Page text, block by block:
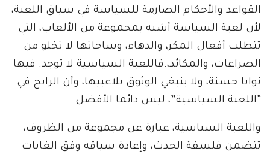
القواعد والأحكام الصارمة للسياسة في سياق اللعبة،
لأن لعبة السياسة أشبه بمجموعة من الألعاب، التي
تتطلب أفعال المكر، والدهاء، وساحاتها لا تخلو من
الصراعات، والمكائد،.فاللعبة السياسية لا توجد. فيها
نوايا حسنة، ولا ينبغي الوثوق بلاعبيها، وأن الرابح في
“اللعبة السياسية”، ليس دائما الأفضل.
واللعبة السياسية، عبارة عن مجموعة من الظروف،
تتضمن فلسفة الحدث، وإعادة سياقه وفق الغايات